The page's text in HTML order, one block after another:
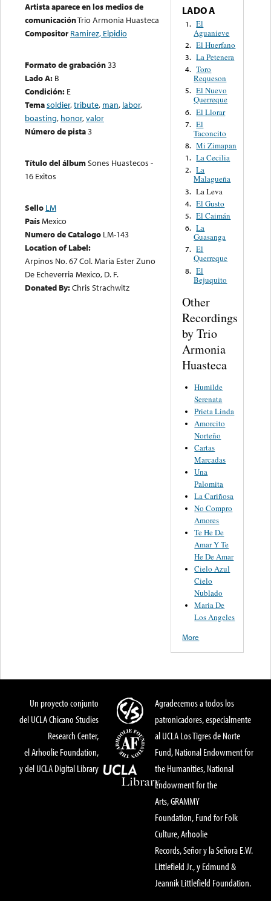
Artista aparece en los medios de
comunicaciónTrio Armonia Huasteca
Compositor Ramirez, Elpidio
Formato de grabación33
Lado A: B
Condición: E
Temasoldier,tribute, man, labor,
boasting, honor,valor
Número de pista3
Título del álbumSones Huastecos -
16 Exitos
Sello LM
PaísMexico
Numero de Catalogo LM-143
Location of Label:
Arpinos No. 67 Col. Maria Ester Zuno
De Echeverria Mexico, D. F.
Donated By:Chris Strachwitz
LADO A
1. El
Aguanieve
2. El Huerfano
3. La Petenera
4. Toro
Requeson
5. El Nuevo
Querreque
6. El Llorar
7. El
Taconcito
8. Mi Zimapan
1. La Cecilia
2. La
Malagueña
3. La Leva
4. El Gusto
5. El Caimán
6. La
Guasanga
7. El
Querreque
8. El
Bejuquito
Other
Recordings
by Trio
Armonia
Huasteca
Humilde
Serenata
Prieta Linda
Amorcito
Norteño
Cartas
Marcadas
Una
Palomita
La Cariñosa
No Compro
Amores
Te He De
Amar Y Te
He De Amar
Cielo Azul
Cielo
Nublado
Maria De
Los Angeles
More
Un proyecto conjunto
del UCLA Chicano Studies
Research Center,
el Arhoolie Foundation,
y del UCLA Digital Library
Agradecemos a todos los
patronicadores, especialmente
al UCLA Los Tigres de Norte
Fund, National Endowment for
the Humanities, National
Endowment for the
Arts, GRAMMY
Foundation, Fund for Folk
Culture, Arhoolie
Records, Señor y la Señora E.W.
Littlefield Jr., y Edmund &
Jeannik Littlefield Foundation.